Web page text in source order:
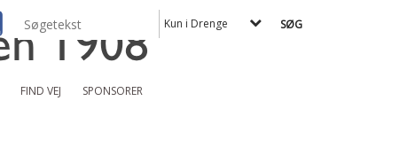
Kun i Drenge
FIND VEJ SPONSORER